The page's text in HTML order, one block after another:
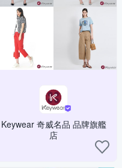
Keywear 奇威名品 品牌旗艦
店